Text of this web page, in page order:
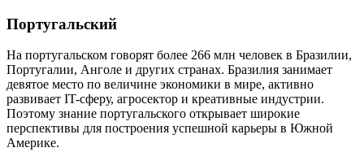
Португальский
На португальском говорят более 266 млн человек в Бразилии,
Португалии, Анголе и других странах. Бразилия занимает
девятое место по величине экономики в мире, активно
развивает IT-сферу, агросектор и креативные индустрии.
Поэтому знание португальского открывает широкие
перспективы для построения успешной карьеры в Южной
Америке.